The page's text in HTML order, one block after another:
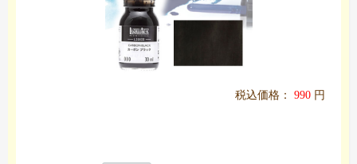
税込価格： 990 円